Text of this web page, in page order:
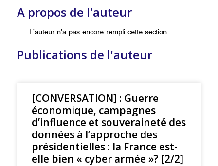
A propos de l'auteur
L’auteur n’a pas encore rempli cette section
Publications de l'auteur
[CONVERSATION] : Guerre
économique, campagnes
d’influence et souveraineté des
données à l’approche des
présidentielles : la France est-
elle bien « cyber armée »? [2/2]